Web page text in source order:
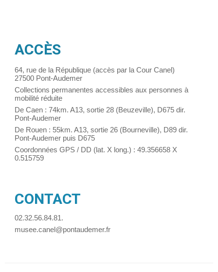
ACCÈS
64, rue de la République (accès par la Cour Canel)
27500 Pont-Audemer
Collections permanentes accessibles aux personnes à
mobilité réduite
De Caen : 74km. A13, sortie 28 (Beuzeville), D675 dir.
Pont-Audemer
De Rouen : 55km. A13, sortie 26 (Bourneville), D89 dir.
Pont-Audemer puis D675
Coordonnées GPS / DD (lat. X long.) : 49.356658 X
0.515759
CONTACT
02.32.56.84.81.
musee.canel@pontaudemer.fr